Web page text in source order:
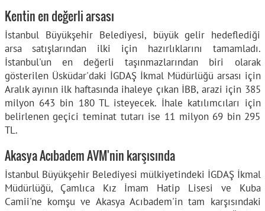
Kentin en değerli arsası
İstanbul Büyükşehir Belediyesi, büyük gelir hedeflediği
arsa satışlarından ilki için hazırlıklarını tamamladı.
İstanbul'un en değerli taşınmazlarından biri olarak
gösterilen Üsküdar'daki İGDAŞ İkmal Müdürlüğü arsası için
Aralık ayının ilk haftasında ihaleye çıkan İBB, arazi için 385
milyon 643 bin 180 TL isteyecek. İhale katılımcıları için
belirlenen geçici teminat tutarı ise 11 milyon 69 bin 295
TL.
Akasya Acıbadem AVM'nin karşısında
İstanbul Büyükşehir Belediyesi mülkiyetindeki İGDAŞ İkmal
Müdürlüğü, Çamlıca Kız İmam Hatip Lisesi ve Kuba
Camii'ne komşu ve Akasya Acıbadem'in tam karşısındaki